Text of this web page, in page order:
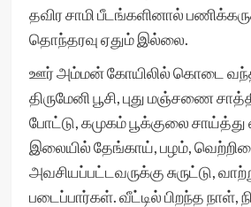
தவிர சாமி பீடங்களினால்
தொந்தரவு ஏதும் இல்லை.
ஊர் அம்மன் கோயிலில் கொடை
திருமேனி பூசி, புது மஞ்சணை
போட்டு, கமுகம் பூக்குலை
இலையில் தேங்காய், பழம்,
அவசியப்பட்டவருக்கு சுருட்டு,
படைப்பார்கள். வீட்டில் பிறந்த நாள்,